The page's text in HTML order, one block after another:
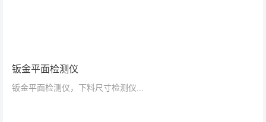
钣金平面检测仪
钣金平面检测仪，下料尺寸检测仪...